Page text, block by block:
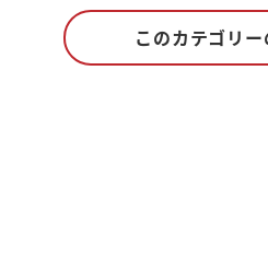
このカテゴリ